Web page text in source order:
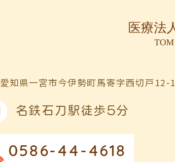
愛知県一宮市今伊勢町馬寄字西切戸12-1
名鉄石刀駅徒歩5分
0586-44-4618